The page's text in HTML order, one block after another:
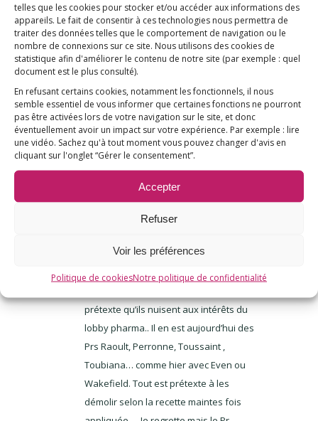
telles que les cookies pour stocker et/ou accéder aux informations des
appareils. Le fait de consentir à ces technologies nous permettra de
traiter des données telles que le comportement de navigation ou le
nombre de connexions sur ce site. Nous utilisons des cookies de
statistique afin d'améliorer le contenu de notre site (par exemple : quel
document est le plus consulté).
En refusant certains cookies, notamment les fonctionnels, il nous
semble essentiel de vous informer que certaines fonctions ne pourront
pas être activées lors de votre navigation sur le site, et donc
éventuellement avoir un impact sur votre expérience. Par exemple : lire
une vidéo. Sachez qu'à tout moment vous pouvez changer d'avis en
cliquant sur l'onglet “Gérer le consentement”.
Accepter
Refuser
Voir les préférences
Politique de cookiesNotre politique de confidentialité
large majorité de la population
permettra de repousser les mensonges
des lobbies sur notre santé.
Mais notre santé nous appartient et
chacun doit rester libre de ce qu’il
absorbe ou ingère c’est une liberté
fondamentale.
Continuer de lutter, continuer de nous
préserver !
30 septembre 2020 à 17 h 52 min
Insupportable de fustiger de vrais
prétexte qu’ils nuisent aux intérêts du
lobby pharma.. Il en est aujourd’hui des
Prs Raoult, Perronne, Toussaint ,
Toubiana… comme hier avec Even ou
Wakefield. Tout est prétexte à les
démolir selon la recette maintes fois